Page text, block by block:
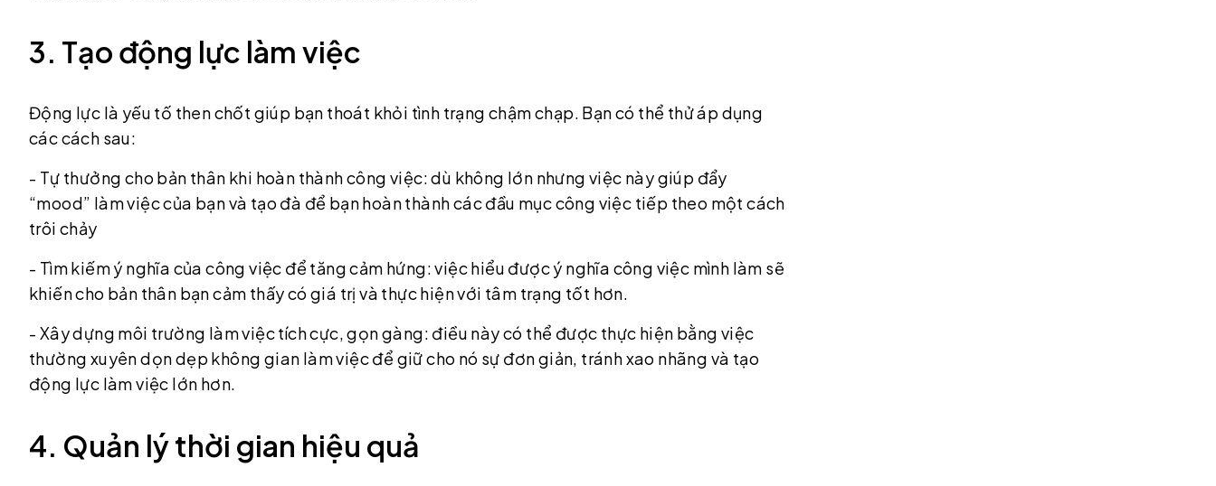
3. Tạo động lực làm việc
Động lực là yếu tố then chốt giúp bạn thoát khỏi tình trạng chậm chạp. Bạn có thể thử áp dụng
các cách sau:
- Tự thưởng cho bản thân khi hoàn thành công việc: dù không lớn nhưng việc này giúp đẩy
“mood” làm việc của bạn và tạo đà để bạn hoàn thành các đầu mục công việc tiếp theo một cách
trôi chảy
- Tìm kiếm ý nghĩa của công việc để tăng cảm hứng: việc hiểu được ý nghĩa công việc mình làm sẽ
khiến cho bản thân bạn cảm thấy có giá trị và thực hiện với tâm trạng tốt hơn.
- Xây dựng môi trường làm việc tích cực, gọn gàng: điều này có thể được thực hiện bằng việc
thường xuyên dọn dẹp không gian làm việc để giữ cho nó sự đơn giản, tránh xao nhãng và tạo
động lực làm việc lớn hơn.
4. Quản lý thời gian hiệu quả